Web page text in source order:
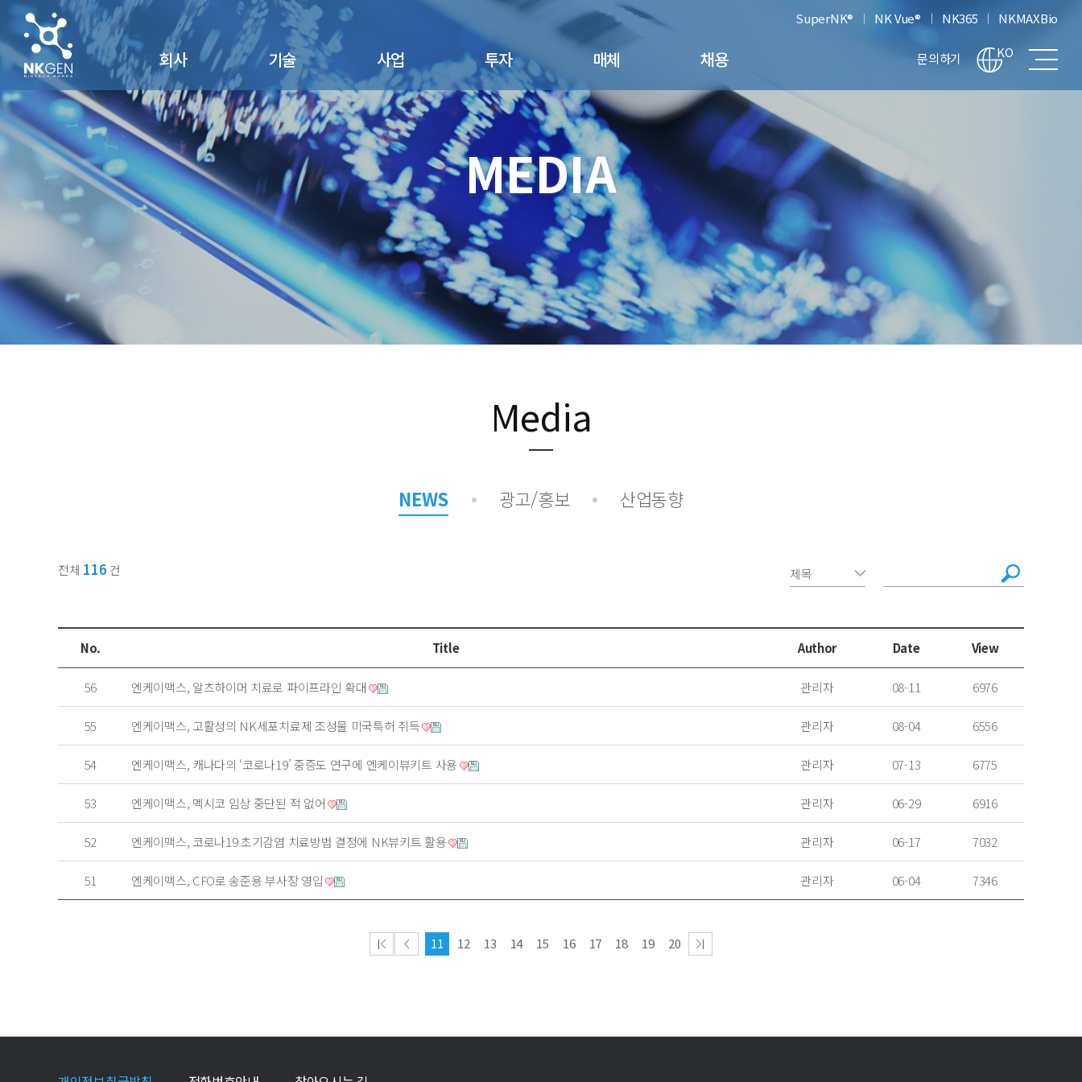
회사
회사개요
회사연혁
찾아오시는 길
기술
NK세포
SuperNK®
NK Vue®
연구 및 제품자료
사업
면역세포치료제
- 면역세포치료제
- Pipeline
진단키트사업
- NK세포 활성도 검사
- NK뷰키트
- FAQs
건강기능식품
- NK365
연구용시약
반려동물사업
투자
공지사항
주가정보
공시정보
IR 자료실
엔케이젠바이오텍코
리아 스토리
매체
뉴스
광고/홍보
산업동향
채용
채용절차
채용공고
복리후생
문의하기
SuperNK® NK Vue® NK365
NKMAXBio
KO
전
체
MEDIA
Media
NEWS 광고/홍보 산업동향
전체 116 건
No. Title Author Date View
56 엔케이맥스, 알츠하이머 치료로 파이프라인 확대 관리자 08-11 6976
55 엔케이맥스, 고활성의 NK세포치료제 조성물 미국특허 취득 관리자 08-04 6556
54 엔케이맥스, 캐나다의 ‘코로나19’ 중증도 연구에 엔케이뷰키트 사용 관리자 07-13 6775
53 엔케이맥스, 멕시코 임상 중단된 적 없어 관리자 06-29 6916
52 엔케이맥스, 코로나19 초기감염 치료방법 결정에 NK뷰키트 활용 관리자 06-17 7032
51 엔케이맥스, CFO로 송준용 부사장 영입 관리자 06-04 7346
11 12 13 14 15 16 17 18 19 20